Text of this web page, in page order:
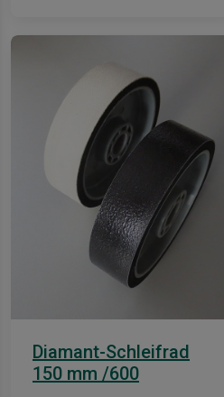
Diamant-Schleifrad
150 mm /600